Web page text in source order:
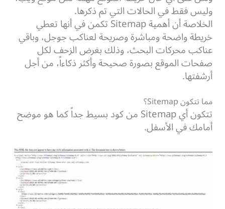
وليس فقط في الحالات التي تم ذكرها.
الخلاصة أن أهمية Sitemap تكمن في أنها تعطي
خريطة واضحة ومباشرة وصريحة لعناكب جوجل، وباقي
عناكب محركات البحث،وذلك بغرض الزحف لكل
صفحات الموقع بصورة صحيحة وأكثر ذكاءاً، من أجل
أرشفتها.
مما تتكون Sitemap؟
تتكون أي Sitemap من كود بسيط جداً كما هو موضح
أمامك في الأسفل.